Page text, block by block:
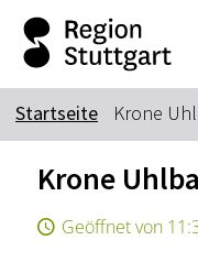
Suchbegriff
Das könnte Sie
Startseite Krone
Krone
Geöffnet von